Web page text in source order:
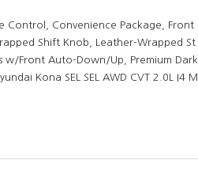
Control, Convenience Package, Front
Shift Knob, Leather-Wrapped St
w/Front Auto-Down/Up, Premium Dark
Kona SEL SEL AWD CVT 2.0L I4 M